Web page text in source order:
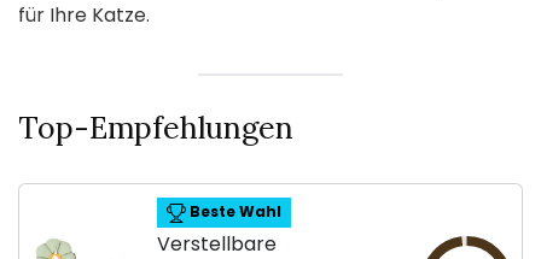
für Ihre Katze.
Top-Empfehlungen
Beste Wahl
Verstellbare